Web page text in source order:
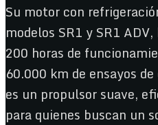
Su motor con
modelos SR1 y SR1
200 horas de
60.000 km de ensayos
es un propulsor suave,
para quienes buscan un